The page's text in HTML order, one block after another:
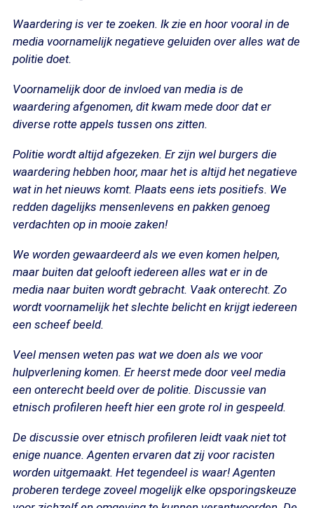
Waardering is ver te zoeken. Ik zie en hoor vooral in de
media voornamelijk negatieve geluiden over alles wat de
politie doet.
Voornamelijk door de invloed van media is de
waardering afgenomen, dit kwam mede door dat er
diverse rotte appels tussen ons zitten.
Politie wordt altijd afgezeken. Er zijn wel burgers die
waardering hebben hoor, maar het is altijd het negatieve
wat in het nieuws komt. Plaats eens iets positiefs. We
redden dagelijks mensenlevens en pakken genoeg
verdachten op in mooie zaken!
We worden gewaardeerd als we even komen helpen,
maar buiten dat gelooft iedereen alles wat er in de
media naar buiten wordt gebracht. Vaak onterecht. Zo
wordt voornamelijk het slechte belicht en krijgt iedereen
een scheef beeld.
Veel mensen weten pas wat we doen als we voor
hulpverlening komen. Er heerst mede door veel media
een onterecht beeld over de politie. Discussie van
etnisch profileren heeft hier een grote rol in gespeeld.
De discussie over etnisch profileren leidt vaak niet tot
enige nuance. Agenten ervaren dat zij voor racisten
worden uitgemaakt. Het tegendeel is waar! Agenten
proberen terdege zoveel mogelijk elke opsporingskeuze